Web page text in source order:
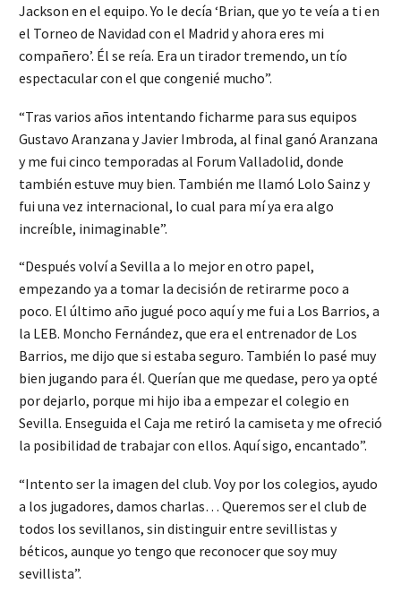
Jackson en el equipo. Yo le decía ‘Brian, que yo te veía a ti en
el Torneo de Navidad con el Madrid y ahora eres mi
compañero’. Él se reía. Era un tirador tremendo, un tío
espectacular con el que congenié mucho”.
“Tras varios años intentando ficharme para sus equipos
Gustavo Aranzana y Javier Imbroda, al final ganó Aranzana
y me fui cinco temporadas al Forum Valladolid, donde
también estuve muy bien. También me llamó Lolo Sainz y
fui una vez internacional, lo cual para mí ya era algo
increíble, inimaginable”.
“Después volví a Sevilla a lo mejor en otro papel,
empezando ya a tomar la decisión de retirarme poco a
poco. El último año jugué poco aquí y me fui a Los Barrios, a
la LEB. Moncho Fernández, que era el entrenador de Los
Barrios, me dijo que si estaba seguro. También lo pasé muy
bien jugando para él. Querían que me quedase, pero ya opté
por dejarlo, porque mi hijo iba a empezar el colegio en
Sevilla. Enseguida el Caja me retiró la camiseta y me ofreció
la posibilidad de trabajar con ellos. Aquí sigo, encantado”.
“Intento ser la imagen del club. Voy por los colegios, ayudo
a los jugadores, damos charlas… Queremos ser el club de
todos los sevillanos, sin distinguir entre sevillistas y
béticos, aunque yo tengo que reconocer que soy muy
sevillista”.